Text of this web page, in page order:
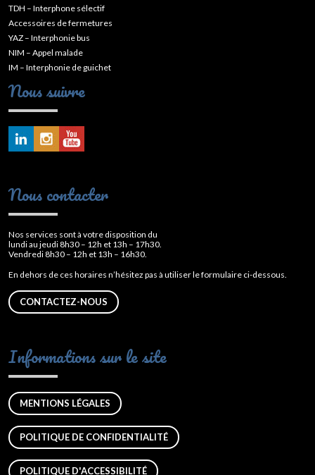
TDH – Interphone sélectif
Accessoires de fermetures
YAZ – Interphonie bus
NIM – Appel malade
IM – Interphonie de guichet
Nous suivre
Nous contacter
Nos services sont à votre disposition du
lundi au jeudi 8h30 – 12h et 13h – 17h30.
Vendredi 8h30 – 12h et 13h – 16h30.
En dehors de ces horaires n’hésitez pas à utiliser le formulaire ci-dessous.
CONTACTEZ-NOUS
Informations sur le site
MENTIONS LÉGALES
POLITIQUE DE CONFIDENTIALITÉ
POLITIQUE D'ACCESSIBILITÉ